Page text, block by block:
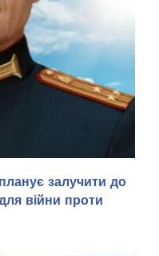
залучити до
війни проти